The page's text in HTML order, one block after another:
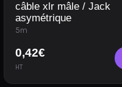
câble xlr mâle / Jack
asymétrique
5m
0,42€
HT